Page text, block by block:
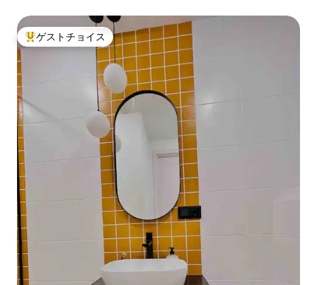
大好評のゲストチョイスです。
ゲストチョイス